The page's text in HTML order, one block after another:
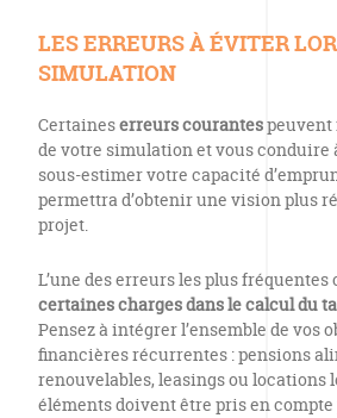
LES ERREURS À ÉVITER
SIMULATION
Certaineserreurs courantespeuvent
de votre simulation et vous conduire
sous-estimer votre capacité
permettra d’obtenir une vision plus
projet.
L’une des erreurs les plus fréquentes
certaines charges dans le calcul du
Pensez à intégrer l’ensemble de vos
financières récurrentes : pensions
renouvelables, leasings ou locations
éléments doivent être pris en